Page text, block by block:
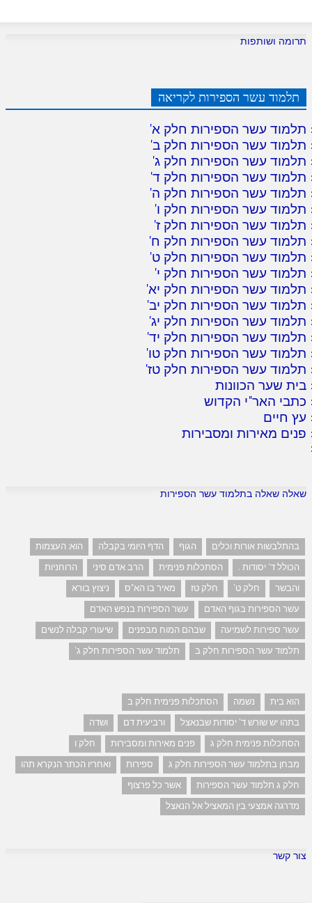
תרומה ושותפות
תלמוד עשר הספירות לקריאה
תלמוד עשר הספירות חלק א'
תלמוד עשר הספירות חלק ב'
תלמוד עשר הספירות חלק ג'
תלמוד עשר הספירות חלק ד'
תלמוד עשר הספירות חלק ה'
תלמוד עשר הספירות חלק ו'
תלמוד עשר הספירות חלק ז'
תלמוד עשר הספירות חלק ח'
תלמוד עשר הספירות חלק ט'
תלמוד עשר הספירות חלק י'
תלמוד עשר הספירות חלק יא'
תלמוד עשר הספירות חלק יב'
תלמוד עשר הספירות חלק יג'
תלמוד עשר הספירות חלק יד'
תלמוד עשר הספירות חלק טו'
תלמוד עשר הספירות חלק טז'
בית שער הכוונות
כתבי האר"י הקדוש
עץ חיים
פנים מאירות ומסבירות
שאלה שאלה בתלמוד עשר הספירות
בהתלבשות אורות וכלים הגוף הדף היומי בקבלה
הוא: העצמות
הכולל ד' יסודות .
הסתכלות פנימית הרב אדם סיני
הרוחניות
והבשר
חלק ט' חלק טז מאיר בו הא"ס
ניצוץ בורא
עשר הספירות בגוף האדם
עשר הספירות בנפש האדם
עשר ספירות לשמיעה
שבהם המוח מבפנים
שיעורי קבלה לנשים
תלמוד עשר הספירות חלק ב
תלמוד עשר הספירות חלק ג'
הוא בית נשמה
הסתכלות פנימית חלק ב
בתהו יש שורש ד' יסודות שבנאצל
ורביעית דם
ושדה
הסתכלות פנימית חלק ג
פנים מאירות ומסבירות
חלק ו
מבחן בתלמוד עשר הספירות חלק ג
ספירות
ואחריו הכתר הנקרא תהו
חלק ג תלמוד עשר הספירות
אשר כל פרצוף
מדרגה אמצעי בין המאציל אל הנאצל
צור קשר